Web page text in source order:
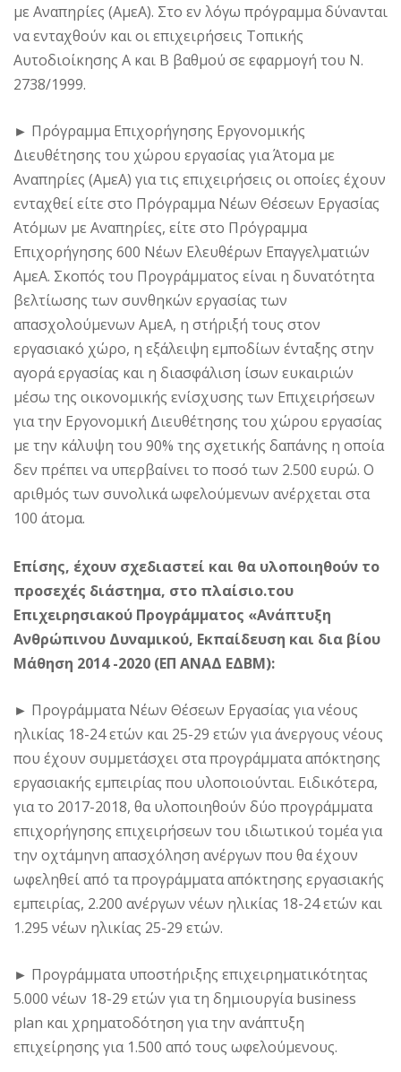
με Αναπηρίες (ΑμεΑ). Στο εν λόγω πρόγραμμα δύνανται
να ενταχθούν και οι επιχειρήσεις Τοπικής
Αυτοδιοίκησης Α και Β βαθμού σε εφαρμογή του Ν.
2738/1999.
► Πρόγραμμα Επιχορήγησης Εργονομικής
Διευθέτησης του χώρου εργασίας για Άτομα με
Αναπηρίες (ΑμεΑ) για τις επιχειρήσεις οι οποίες έχουν
ενταχθεί είτε στο Πρόγραμμα Νέων Θέσεων Εργασίας
Ατόμων με Αναπηρίες, είτε στο Πρόγραμμα
Επιχορήγησης 600 Νέων Ελευθέρων Επαγγελματιών
ΑμεΑ. Σκοπός του Προγράμματος είναι η δυνατότητα
βελτίωσης των συνθηκών εργασίας των
απασχολούμενων ΑμεΑ, η στήριξή τους στον
εργασιακό χώρο, η εξάλειψη εμποδίων ένταξης στην
αγορά εργασίας και η διασφάλιση ίσων ευκαιριών
μέσω της οικονομικής ενίσχυσης των Επιχειρήσεων
για την Εργονομική Διευθέτησης του χώρου εργασίας
με την κάλυψη του 90% της σχετικής δαπάνης η οποία
δεν πρέπει να υπερβαίνει το ποσό των 2.500 ευρώ. Ο
αριθμός των συνολικά ωφελούμενων ανέρχεται στα
100 άτομα.
Επίσης, έχουν σχεδιαστεί και θα υλοποιηθούν το
προσεχές διάστημα, στο πλαίσιο.του
Επιχειρησιακού Προγράμματος «Ανάπτυξη
Ανθρώπινου Δυναμικού, Εκπαίδευση και δια βίου
Μάθηση 2014 -2020 (ΕΠ ΑΝΑΔ ΕΔΒΜ):
► Προγράμματα Νέων Θέσεων Εργασίας για νέους
ηλικίας 18-24 ετών και 25-29 ετών για άνεργους νέους
που έχουν συμμετάσχει στα προγράμματα απόκτησης
εργασιακής εμπειρίας που υλοποιούνται. Ειδικότερα,
για το 2017-2018, θα υλοποιηθούν δύο προγράμματα
επιχορήγησης επιχειρήσεων του ιδιωτικού τομέα για
την οχτάμηνη απασχόληση ανέργων που θα έχουν
ωφεληθεί από τα προγράμματα απόκτησης εργασιακής
εμπειρίας, 2.200 ανέργων νέων ηλικίας 18-24 ετών και
1.295 νέων ηλικίας 25-29 ετών.
► Προγράμματα υποστήριξης επιχειρηματικότητας
5.000 νέων 18-29 ετών για τη δημιουργία business
plan και χρηματοδότηση για την ανάπτυξη
επιχείρησης για 1.500 από τους ωφελούμενους.